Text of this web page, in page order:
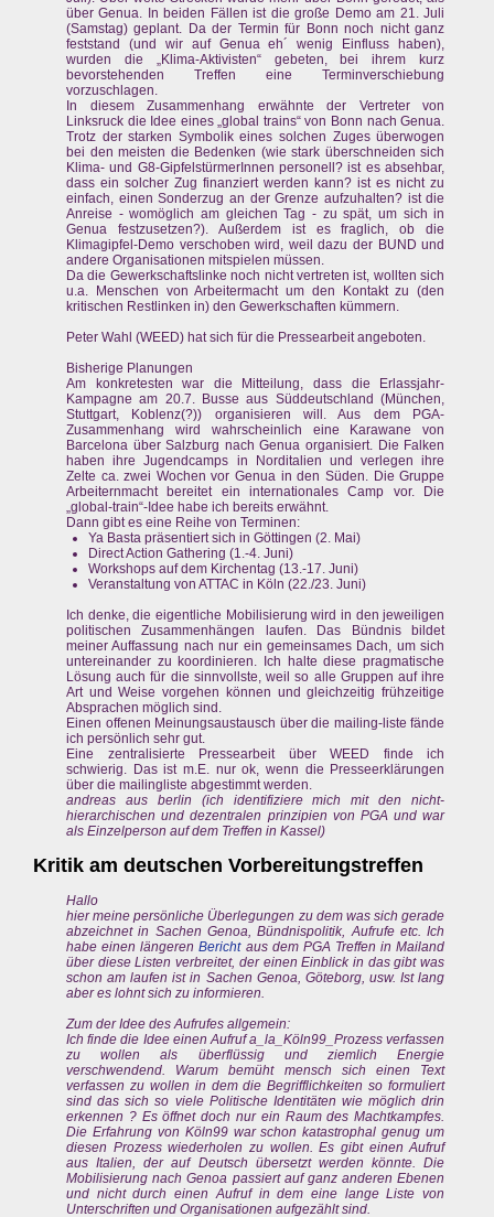
über Genua. In beiden Fällen ist die große Demo am 21. Juli
(Samstag) geplant. Da der Termin für Bonn noch nicht ganz
feststand (und wir auf Genua eh´ wenig Einfluss haben),
wurden die „Klima-Aktivisten“ gebeten, bei ihrem kurz
bevorstehenden Treffen eine Terminverschiebung
vorzuschlagen.
In diesem Zusammenhang erwähnte der Vertreter von
Linksruck die Idee eines „global trains“ von Bonn nach Genua.
Trotz der starken Symbolik eines solchen Zuges überwogen
bei den meisten die Bedenken (wie stark überschneiden sich
Klima- und G8-GipfelstürmerInnen personell? ist es absehbar,
dass ein solcher Zug finanziert werden kann? ist es nicht zu
einfach, einen Sonderzug an der Grenze aufzuhalten? ist die
Anreise - womöglich am gleichen Tag - zu spät, um sich in
Genua festzusetzen?). Außerdem ist es fraglich, ob die
Klimagipfel-Demo verschoben wird, weil dazu der BUND und
andere Organisationen mitspielen müssen.
Da die Gewerkschaftslinke noch nicht vertreten ist, wollten sich
u.a. Menschen von Arbeitermacht um den Kontakt zu (den
kritischen Restlinken in) den Gewerkschaften kümmern.
Peter Wahl (WEED) hat sich für die Pressearbeit angeboten.
Bisherige Planungen
Am konkretesten war die Mitteilung, dass die Erlassjahr-
Kampagne am 20.7. Busse aus Süddeutschland (München,
Stuttgart, Koblenz(?)) organisieren will. Aus dem PGA-
Zusammenhang wird wahrscheinlich eine Karawane von
Barcelona über Salzburg nach Genua organisiert. Die Falken
haben ihre Jugendcamps in Norditalien und verlegen ihre
Zelte ca. zwei Wochen vor Genua in den Süden. Die Gruppe
Arbeiternmacht bereitet ein internationales Camp vor. Die
„global-train“-Idee habe ich bereits erwähnt.
Dann gibt es eine Reihe von Terminen:
Ya Basta präsentiert sich in Göttingen (2. Mai)
Direct Action Gathering (1.-4. Juni)
Workshops auf dem Kirchentag (13.-17. Juni)
Veranstaltung von ATTAC in Köln (22./23. Juni)
Ich denke, die eigentliche Mobilisierung wird in den jeweiligen
politischen Zusammenhängen laufen. Das Bündnis bildet
meiner Auffassung nach nur ein gemeinsames Dach, um sich
untereinander zu koordinieren. Ich halte diese pragmatische
Lösung auch für die sinnvollste, weil so alle Gruppen auf ihre
Art und Weise vorgehen können und gleichzeitig frühzeitige
Absprachen möglich sind.
Einen offenen Meinungsaustausch über die mailing-liste fände
ich persönlich sehr gut.
Eine zentralisierte Pressearbeit über WEED finde ich
schwierig. Das ist m.E. nur ok, wenn die Presseerklärungen
über die mailingliste abgestimmt werden.
andreas aus berlin (ich identifiziere mich mit den nicht-
hierarchischen und dezentralen prinzipien von PGA und war
als Einzelperson auf dem Treffen in Kassel)
Kritik am deutschen Vorbereitungstreffen
Hallo
hier meine persönliche Überlegungen zu dem was sich gerade
abzeichnet in Sachen Genoa, Bündnispolitik, Aufrufe etc. Ich
habe einen längerenBerichtaus dem PGA Treffen in Mailand
über diese Listen verbreitet, der einen Einblick in das gibt was
schon am laufen ist in Sachen Genoa, Göteborg, usw. Ist lang
aber es lohnt sich zu informieren.
Zum der Idee des Aufrufes allgemein:
Ich finde die Idee einen Aufruf a_la_Köln99_Prozess verfassen
zu wollen als überflüssig und ziemlich Energie
verschwendend. Warum bemüht mensch sich einen Text
verfassen zu wollen in dem die Begrifflichkeiten so formuliert
sind das sich so viele Politische Identitäten wie möglich drin
erkennen ? Es öffnet doch nur ein Raum des Machtkampfes.
Die Erfahrung von Köln99 war schon katastrophal genug um
diesen Prozess wiederholen zu wollen. Es gibt einen Aufruf
aus Italien, der auf Deutsch übersetzt werden könnte. Die
Mobilisierung nach Genoa passiert auf ganz anderen Ebenen
und nicht durch einen Aufruf in dem eine lange Liste von
Unterschriften und Organisationen aufgezählt sind.